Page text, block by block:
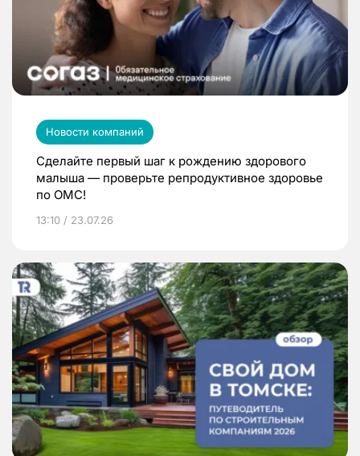
Новости компаний
Сделайте первый шаг к рождению здорового
малыша — проверьте репродуктивное здоровье
по ОМС!
13:10 / 23.07.26